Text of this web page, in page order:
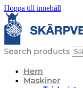
Hoppa till innehåll
Search products
Hem
Maskiner